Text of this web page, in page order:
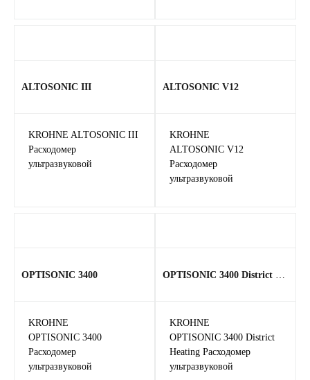
ALTOSONIC III
KROHNE ALTOSONIC III
Расходомер
ультразвуковой
ALTOSONIC V12
KROHNE
ALTOSONIC V12
Расходомер
ультразвуковой
OPTISONIC 3400
KROHNE
OPTISONIC 3400
Расходомер
ультразвуковой
KROHNE
OPTISONIC 3400 District
Heating Расходомер
ультразвуковой